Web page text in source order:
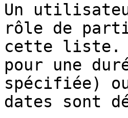
Un
rôle de
cette liste.
pour une
spécifiée)
dates sont